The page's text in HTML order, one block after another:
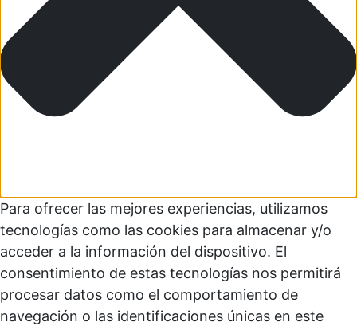
Para ofrecer las mejores experiencias, utilizamos
tecnologías como las cookies para almacenar y/o
acceder a la información del dispositivo. El
consentimiento de estas tecnologías nos permitirá
procesar datos como el comportamiento de
navegación o las identificaciones únicas en este